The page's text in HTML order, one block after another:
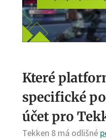
Které
specifické
účet pro
Tekken 8 má odlišné